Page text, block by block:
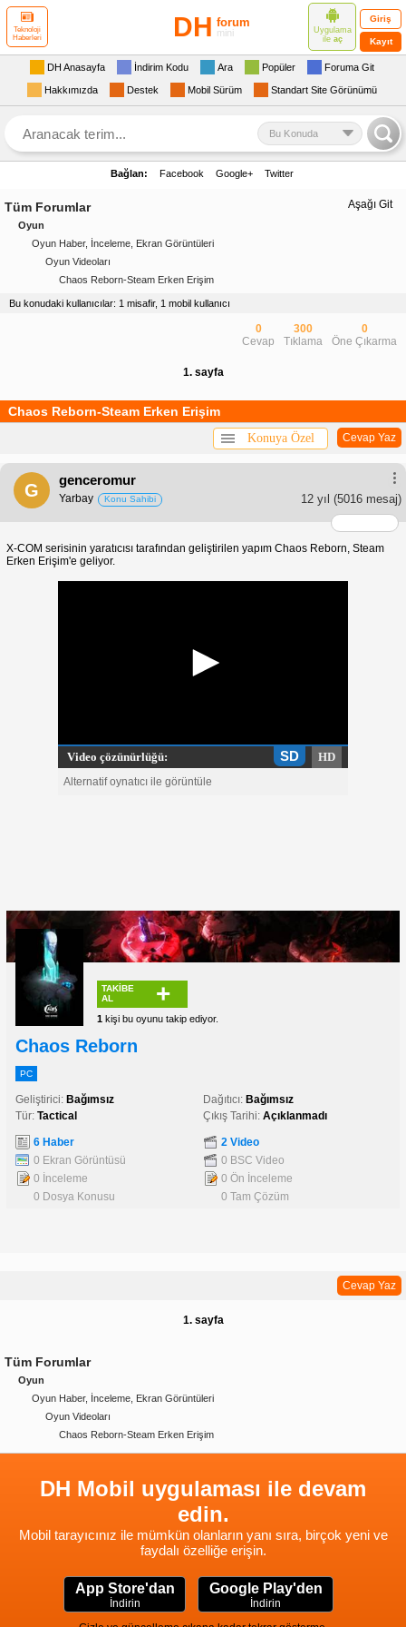
Teknoloji
Haberleri
DH forum
mini
Uygulama
ile aç
Giriş
Kayıt
DH Anasayfa İndirim Kodu Ara Popüler Foruma Git
Hakkımızda Destek Mobil Sürüm Standart Site Görünümü
Bu Konuda
Bağlan: Facebook Google+ Twitter
Aşağı Git
Tüm Forumlar
Oyun
Oyun Haber, İnceleme, Ekran Görüntüleri
Oyun Videoları
Chaos Reborn-Steam Erken Erişim
Bu konudaki kullanıcılar: 1 misafir, 1 mobil kullanıcı
0
Cevap
300
Tıklama
0
Öne Çıkarma
1. sayfa
Chaos Reborn-Steam Erken Erişim
Cevap Yaz
Konuya Özel
G
genceromur
12 yıl (5016 mesaj)
Yarbay Konu Sahibi
X-COM serisinin yaratıcısı tarafından geliştirilen yapım Chaos Reborn, Steam
Erken Erişim'e geliyor.
Cevap Yaz
1. sayfa
Tüm Forumlar
Oyun
Oyun Haber, İnceleme, Ekran Görüntüleri
Oyun Videoları
Chaos Reborn-Steam Erken Erişim
DH Mobil uygulaması ile devam
edin.
Mobil tarayıcınız ile mümkün olanların yanı sıra, birçok yeni ve
faydalı özelliğe erişin.
App Store'dan
İndirin
Google Play'den
İndirin